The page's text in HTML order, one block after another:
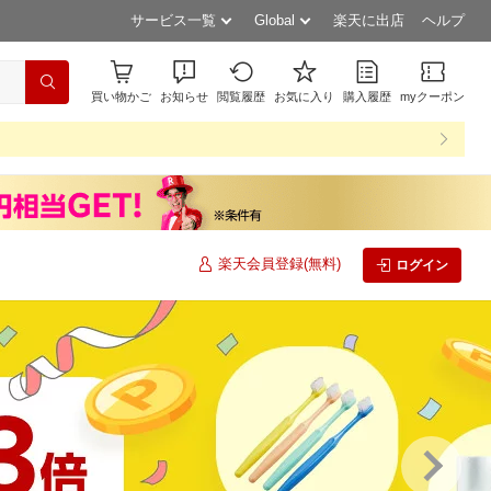
サービス一覧 Global 楽天に出店 ヘルプ
買い物かご お知らせ 閲覧履歴 お気に入り 購入履歴 myクーポン
楽天会員登録(無料) ログイン